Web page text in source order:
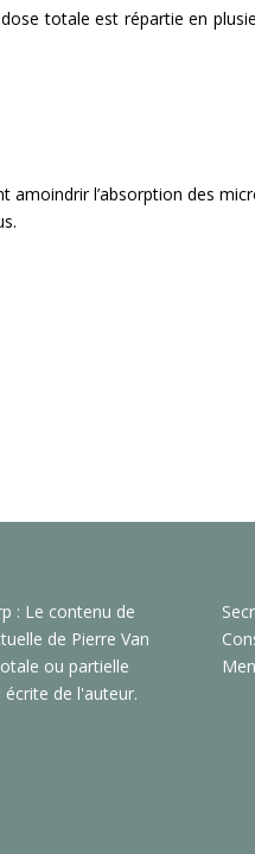
totale est répartie en
amoindrir l’absorption des
: Le contenu de
de Pierre Van
ou partielle
de l'auteur.